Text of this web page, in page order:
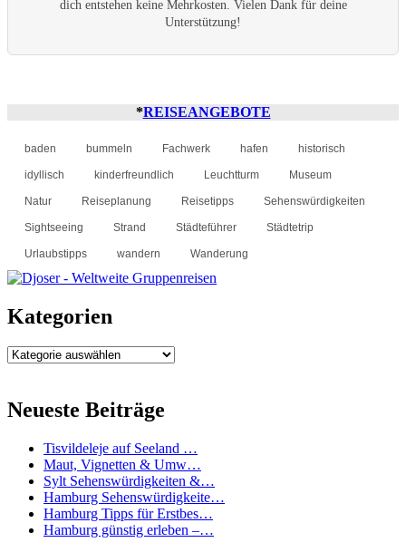
dich entstehen keine Mehrkosten. Vielen Dank für deine
Unterstützung!
*REISEANGEBOTE
baden bummeln Fachwerk hafen historisch
idyllisch kinderfreundlich Leuchtturm Museum
Natur Reiseplanung Reisetipps Sehenswürdigkeiten
Sightseeing Strand Städteführer Städtetrip
Urlaubstipps wandern Wanderung
Kategorien
Kategorien
Neueste Beiträge
Tisvildeleje auf Seeland …
Maut, Vignetten & Umw…
Sylt Sehenswürdigkeiten &…
Hamburg Sehenswürdigkeite…
Hamburg Tipps für Erstbes…
Hamburg günstig erleben –…